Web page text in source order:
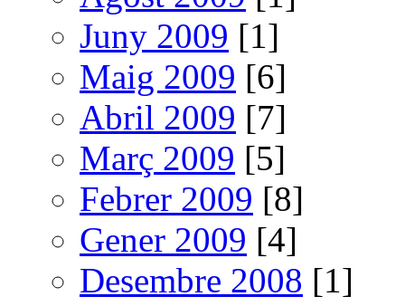
Juny 2009 [1]
Maig 2009 [6]
Abril 2009 [7]
Març 2009 [5]
Febrer 2009 [8]
Gener 2009 [4]
Desembre 2008 [1]